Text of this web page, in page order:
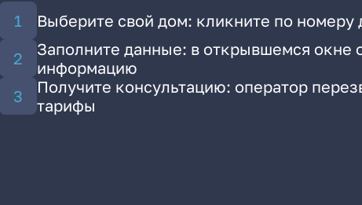
Выберите свой дом: кликните по номеру
Заполните данные: в открывшемся окне
информацию
Получите консультацию: оператор
тарифы